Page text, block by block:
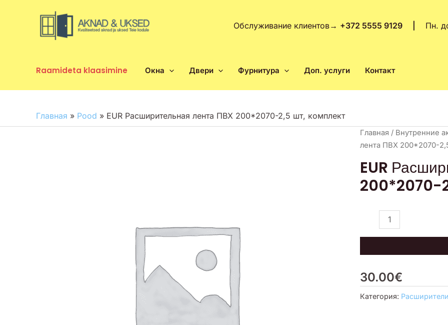
Обслуживание клиентов→ +372 5555 9129 | Пн.
Raamideta klaasimine Окна Двери Фурнитура Доп. услуги Контакт
Главная » Pood » EUR Расширительная лента ПВХ 200*2070-2,5 шт, комплект
Главная / Внутренние
лента ПВХ 200*2070-
EUR
200*2070-
30.00€
Количество
товара
Расширительная
лента
Категория: Расширители